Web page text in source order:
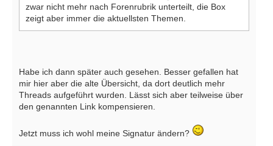
zwar nicht mehr nach Forenrubrik unterteilt, die Box
zeigt aber immer die aktuellsten Themen.
Habe ich dann später auch gesehen. Besser gefallen hat
mir hier aber die alte Übersicht, da dort deutlich mehr
Threads aufgeführt wurden. Lässt sich aber teilweise über
den genannten Link kompensieren.
Jetzt muss ich wohl meine Signatur ändern?